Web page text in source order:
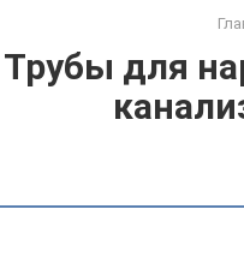
Трубы для